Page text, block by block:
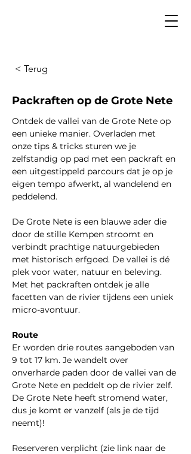
< Terug
Packraften op de Grote Nete
Ontdek de vallei van de Grote Nete op
een unieke manier. Overladen met
onze tips & tricks sturen we je
zelfstandig op pad met een packraft en
een uitgestippeld parcours dat je op je
eigen tempo afwerkt, al wandelend en
peddelend.
De Grote Nete is een blauwe ader die
door de stille Kempen stroomt en
verbindt prachtige natuurgebieden
met historisch erfgoed. De vallei is dé
plek voor water, natuur en beleving.
Met het packraften ontdek je alle
facetten van de rivier tijdens een uniek
micro-avontuur.
Route
Er worden drie routes aangeboden van
9 tot 17 km. Je wandelt over
onverharde paden door de vallei van de
Grote Nete en peddelt op de rivier zelf.
De Grote Nete heeft stromend water,
dus je komt er vanzelf (als je de tijd
neemt)!
Reserveren verplicht (zie link naar de